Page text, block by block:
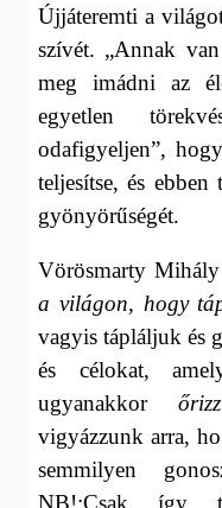
Újjáteremti a
szívét. „Annak
meg imádni az
egyetlen
odafigyeljen”,
teljesítse, és
gyönyörűségét.
Vörösmarty
a világon, hogy
vagyis tápláljuk és
és célokat,
ugyanakkor
vigyázzunk arra,
semmilyen
NB!:Csak így